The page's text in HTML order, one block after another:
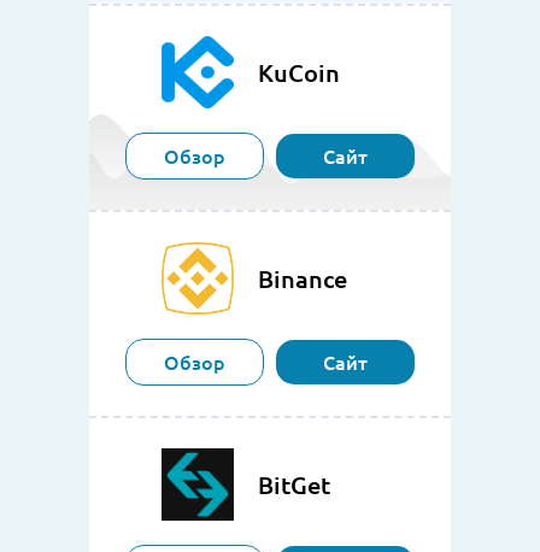
KuCoin
Обзор Сайт
Binance
Обзор Сайт
BitGet